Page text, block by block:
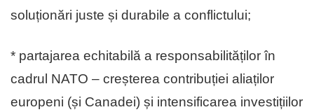
soluționări juste și durabile a conflictului;
* partajarea echitabilă a responsabilităților în
cadrul NATO – creșterea contribuției aliaților
europeni (și Canadei) și intensificarea investițiilor